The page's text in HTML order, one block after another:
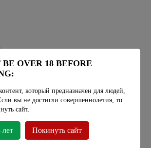
Vapeshop
36
21:00
OVER 18 BEFORE
который предназначен для людей,
вы не достигли совершеннолетия, то
сайт.
лет Покинуть сайт